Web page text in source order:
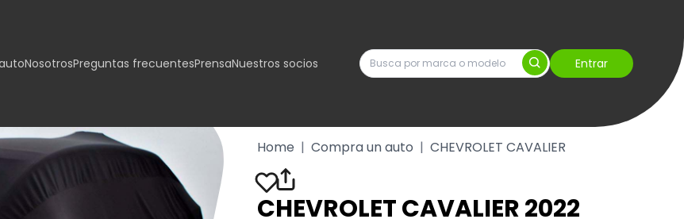
NosotrosPreguntas frecuentesPrensaNuestros socios Entrar
Home | Compra un auto | CHEVROLET CAVALIER
CHEVROLET CAVALIER 2022